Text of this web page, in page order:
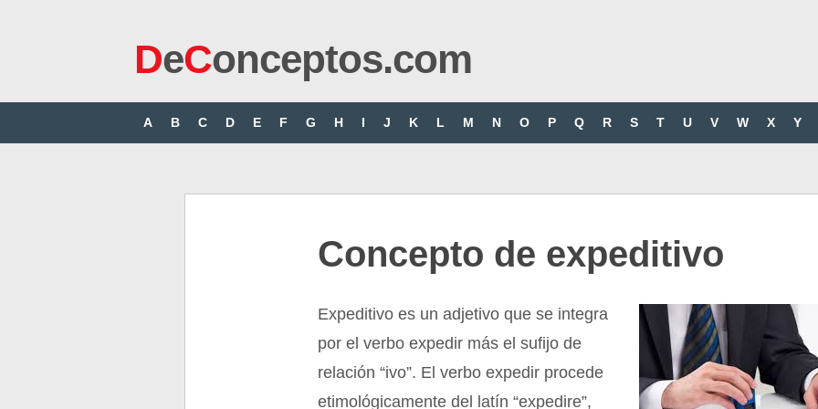
DeConceptos.com
A B C D E F G H I J K L M N O P Q R S T U V W X Y
Concepto de expeditivo
Expeditivo es un adjetivo que se integra
por el verbo expedir más el sufijo de
relación “ivo”. El verbo expedir procede
etimológicamente del latín “expedire”,